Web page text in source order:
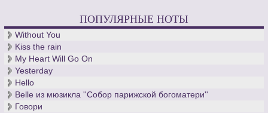
ПОПУЛЯРНЫЕ НОТЫ
Without You
Kiss the rain
My Heart Will Go On
Yesterday
Hello
Belle из мюзикла ''Собор парижской богоматери''
Говори